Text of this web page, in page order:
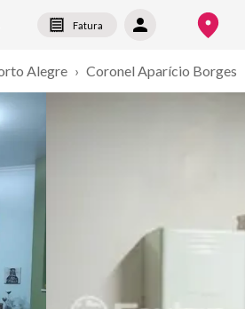
Fatura
Alegre › Coronel Aparício Borges